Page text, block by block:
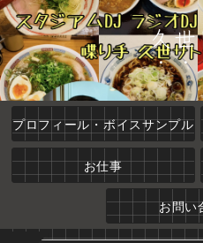
久
プロフィール・ボイスサンプル
お仕事
お問い